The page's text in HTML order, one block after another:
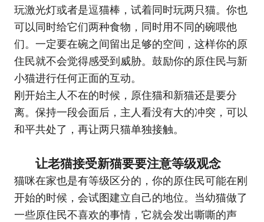
玩激光灯或者是逗猫棒，试着同时玩两只猫。你也
可以同时给它们两种食物，同时用不同的碗喂他
们。一定要在碗之间留出足够的空间，这样你的原
住民就不会觉得感受到威胁。鼓励你的原住民与新
小猫进行任何正面的互动。
刚开始主人不在的时候，原住猫和新猫还是要分
离。保持一段会面后，主人看没有大的冲突，可以
和平共处了，再让两只猫单独接触。
让老猫接受新猫要要注意等级观念
猫咪在家也是有等级区分的，你的原住民可能在刚
开始的时候，会试图建立自己的地位。当幼猫做了
一些原住民不喜欢的事情，它就会发出嘶嘶的声